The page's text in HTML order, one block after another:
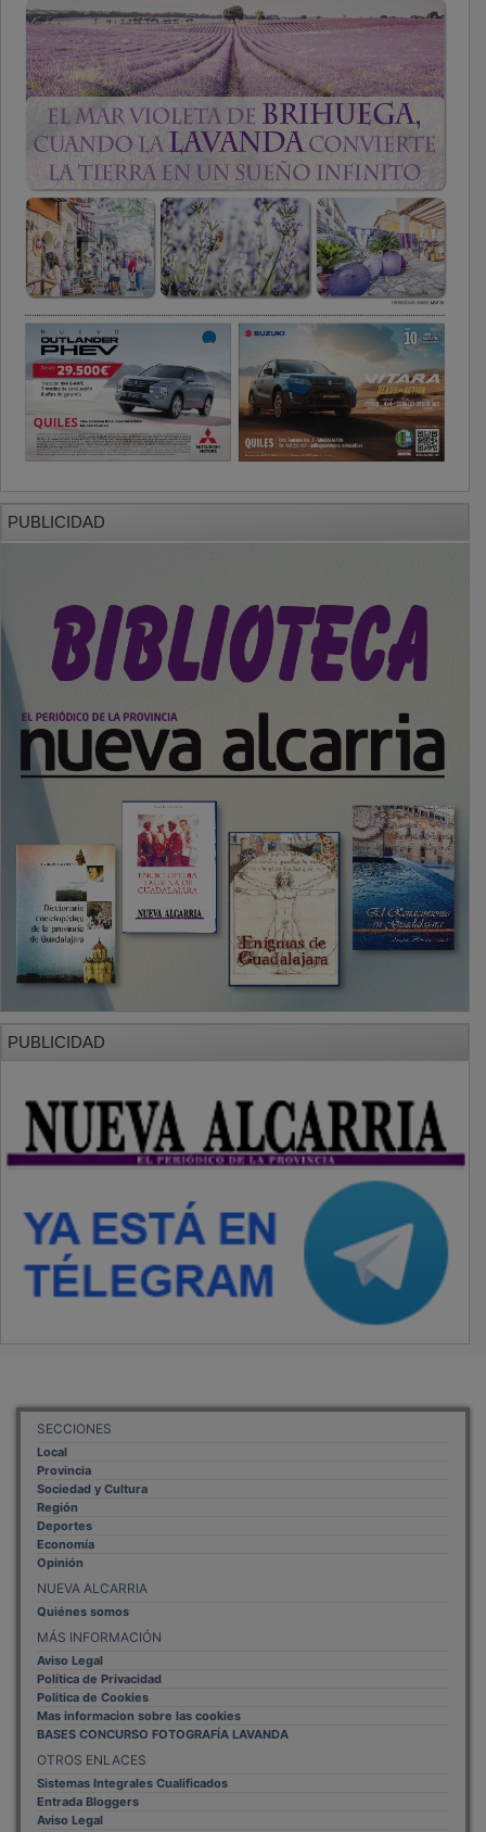
SECCIONES
Local
Provincia
Sociedad y Cultura
Región
Deportes
Economía
Opinión
NUEVA ALCARRIA
Quiénes somos
MÁS INFORMACIÓN
Aviso Legal
Política de Privacidad
Politica de Cookies
Mas informacion sobre las cookies
BASES CONCURSO FOTOGRAFÍA LAVANDA
Sistemas Integrales Cualificados
Entrada Bloggers
Aviso Legal
Configuración de Cookies